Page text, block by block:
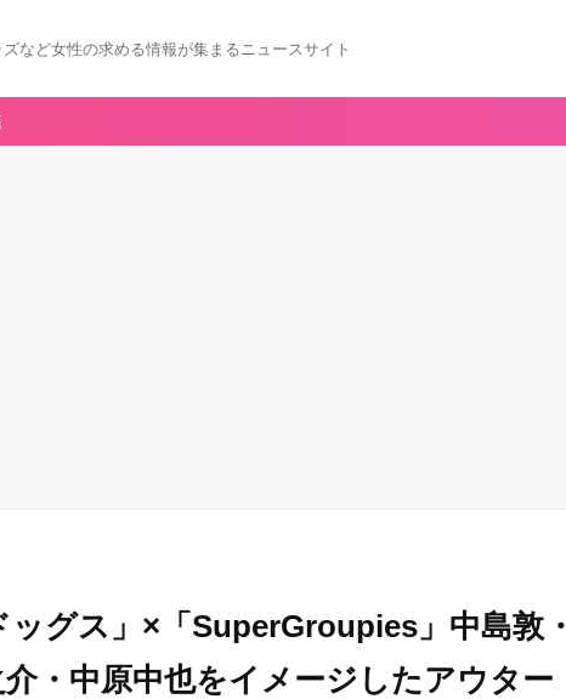
など女性の求める情報が集まるニュースサイト
ッグス」×「SuperGroupies」中島敦・
・中原中也をイメージしたアウター